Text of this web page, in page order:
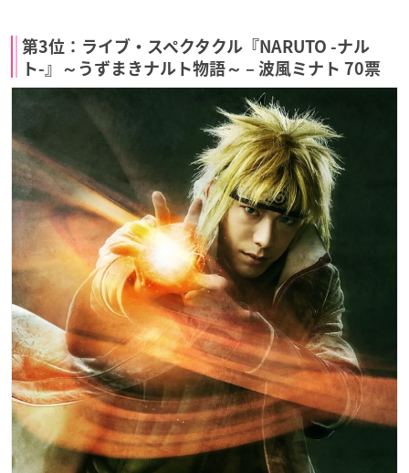
第3位：ライブ・スペクタクル『NARUTO -ナル
ト-』～うずまきナルト物語～ – 波風ミナト 70票